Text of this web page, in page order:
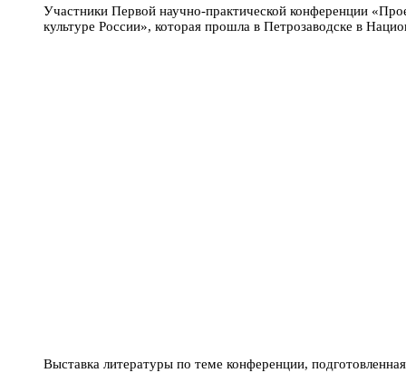
Участники Первой научно-практической конференции
культуре России», которая прошла в Петрозаводске в
Выставка литературы по теме конференции,